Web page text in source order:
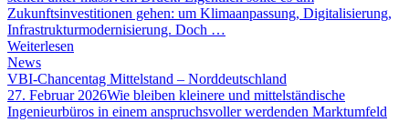
Zukunftsinvestitionen gehen: um Klimaanpassung, Digitalisierung,
Infrastrukturmodernisierung. Doch …
Weiterlesen
News
VBI-Chancentag Mittelstand – Norddeutschland
27. Februar 2026Wie bleiben kleinere und mittelständische
Ingenieurbüros in einem anspruchsvoller werdenden Marktumfeld